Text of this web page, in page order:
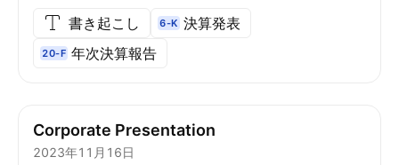
書き起こし 6-K 決算発表
20-F 年次決算報告
Corporate Presentation
2023年11月16日